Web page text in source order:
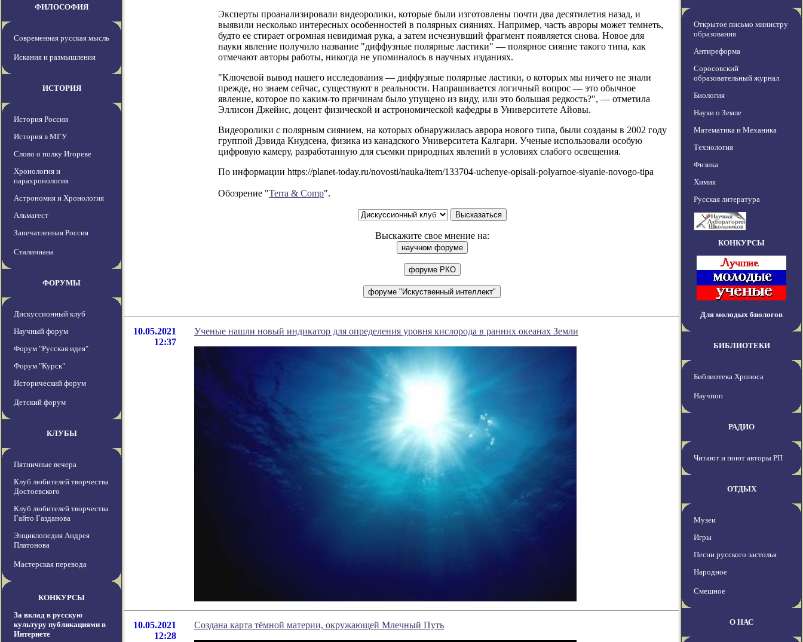
ФИЛОСОФИЯ
Современная русская мысль
Искания и размышления
ИСТОРИЯ
История России
История в МГУ
Слово о полку Игореве
Хронология и
парахронология
Астрономия и Хронология
Альмагест
Запечатленная Россия
Сталиниана
ФОРУМЫ
Дискуссионный клуб
Научный форум
Форум "Русская идея"
Форум "Курск"
Исторический форум
Детский форум
КЛУБЫ
Пятничные вечера
Клуб любителей творчества
Достоевского
Клуб любителей творчества
Гайто Газданова
Энциклопедия Андрея
Платонова
Мастерская перевода
КОНКУРСЫ
За вклад в русскую
культуру публикациями в
Интернете
Эксперты проанализировали видеоролики, которые были изготовлены почти два десятилетия назад, и
выявили несколько интересных особенностей в полярных сияниях. Например, часть авроры может темнеть,
будто ее стирает огромная невидимая рука, а затем исчезнувший фрагмент появляется снова. Новое для
науки явление получило название "диффузные полярные ластики" — полярное сияние такого типа, как
отмечают авторы работы, никогда не упоминалось в научных изданиях.
"Ключевой вывод нашего исследования — диффузные полярные ластики, о которых мы ничего не знали
прежде, но знаем сейчас, существуют в реальности. Напрашивается логичный вопрос — это обычное
явление, которое по каким-то причинам было упущено из виду, или это большая редкость?", — отметила
Эллисон Джейнс, доцент физической и астрономической кафедры в Университете Айовы.
Видеоролики с полярным сиянием, на которых обнаружилась аврора нового типа, были созданы в 2002 году
группой Дэвида Кнудсена, физика из канадского Университета Калгари. Ученые использовали особую
цифровую камеру, разработанную для съемки природных явлений в условиях слабого освещения.
По информации https://planet-today.ru/novosti/nauka/item/133704-uchenye-opisali-polyarnoe-siyanie-novogo-tipa
Обозрение "Terra & Comp".
Выскажите свое мнение на:
10.05.2021
12:37
Ученые нашли новый индикатор для определения уровня кислорода в ранних океанах Земли
10.05.2021
12:28
Создана карта тёмной материи, окружающей Млечный Путь
Открытое письмо министру
образования
Антиреформа
Соросовский
образовательный журнал
Биология
Науки о Земле
Математика и Механика
Технология
Физика
Химия
Русская литература
КОНКУРСЫ
Для молодых биологов
БИБЛИОТЕКИ
Библиотека Хроноса
Научпоп
РАДИО
Читают и поют авторы РП
ОТДЫХ
Музеи
Игры
Песни русского застолья
Народное
Смешное
О НАС